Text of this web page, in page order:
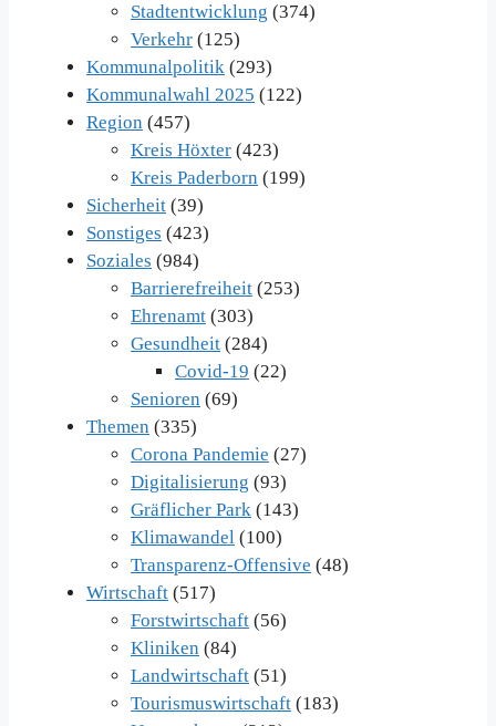
Stadtentwicklung (374)
Verkehr (125)
Kommunalpolitik (293)
Kommunalwahl 2025 (122)
Region (457)
Kreis Höxter (423)
Kreis Paderborn (199)
Sicherheit (39)
Sonstiges (423)
Soziales (984)
Barrierefreiheit (253)
Ehrenamt (303)
Gesundheit (284)
Covid-19 (22)
Senioren (69)
Themen (335)
Corona Pandemie (27)
Digitalisierung (93)
Gräflicher Park (143)
Klimawandel (100)
Transparenz-Offensive (48)
Wirtschaft (517)
Forstwirtschaft (56)
Kliniken (84)
Landwirtschaft (51)
Tourismuswirtschaft (183)